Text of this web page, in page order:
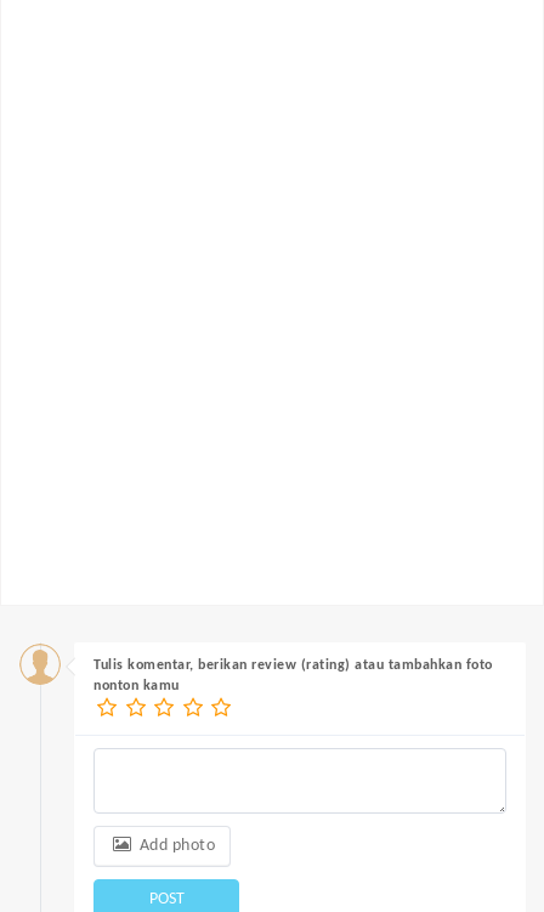
Tulis komentar, berikan review (rating) atau tambahkan foto
nonton kamu
Add photo
POST